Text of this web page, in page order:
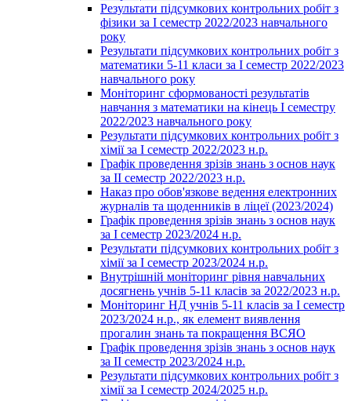
Результати підсумкових контрольних робіт з
фізики за І семестр 2022/2023 навчального
року
Результати підсумкових контрольних робіт з
математики 5-11 класи за І семестр 2022/2023
навчального року
Моніторинг сформованості результатів
навчання з математики на кінець І семестру
2022/2023 навчального року
Результати підсумкових контрольних робіт з
хімії за І семестр 2022/2023 н.р.
Графік проведення зрізів знань з основ наук
за ІІ семестр 2022/2023 н.р.
Наказ про обов'язкове ведення електронних
журналів та щоденників в ліцеї (2023/2024)
Графік проведення зрізів знань з основ наук
за І семестр 2023/2024 н.р.
Результати підсумкових контрольних робіт з
хімії за І семестр 2023/2024 н.р.
Внутрішній моніторинг рівня навчальних
досягнень учнів 5-11 класів за 2022/2023 н.р.
Моніторинг НД учнів 5-11 класів за І семестр
2023/2024 н.р., як елемент виявлення
прогалин знань та покращення ВСЯО
Графік проведення зрізів знань з основ наук
за ІІ семестр 2023/2024 н.р.
Результати підсумкових контрольних робіт з
хімії за І семестр 2024/2025 н.р.